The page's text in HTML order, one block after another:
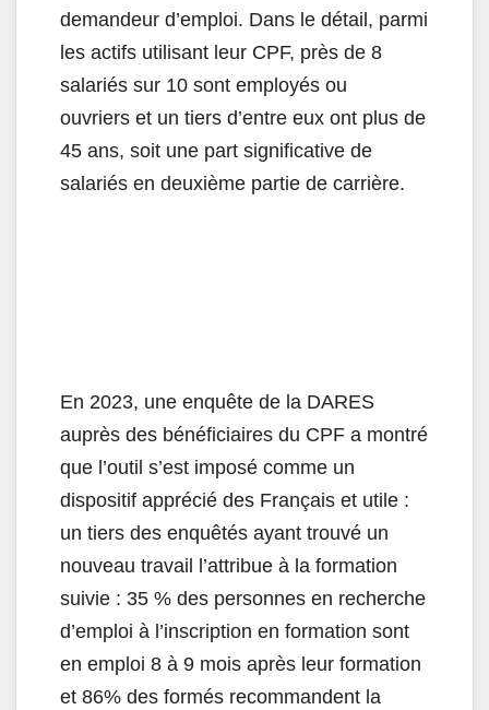
demandeur d’emploi. Dans le détail, parmi
les actifs utilisant leur CPF, près de 8
salariés sur 10 sont employés ou
ouvriers et un tiers d’entre eux ont plus de
45 ans, soit une part significative de
salariés en deuxième partie de carrière.
En 2023, une enquête de la DARES
auprès des bénéficiaires du CPF a montré
que l’outil s’est imposé comme un
dispositif apprécié des Français et utile :
un tiers des enquêtés ayant trouvé un
nouveau travail l’attribue à la formation
suivie : 35 % des personnes en recherche
d’emploi à l’inscription en formation sont
en emploi 8 à 9 mois après leur formation
et 86% des formés recommandent la